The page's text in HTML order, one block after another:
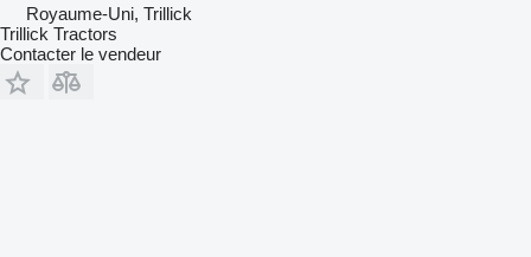
Royaume-Uni, Trillick
Trillick Tractors
Contacter le vendeur